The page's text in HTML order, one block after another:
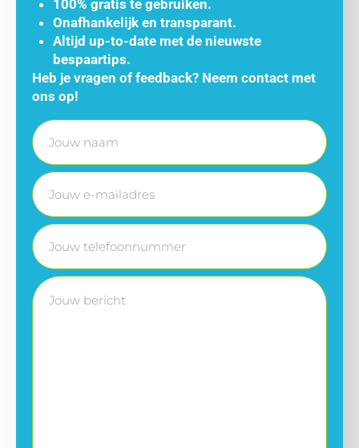
100% gratis te gebruiken.
Onafhankelijk en transparant.
Altijd up-to-date met de nieuwste
bespaartips.
Heb je vragen of feedback? Neem contact met
ons op!